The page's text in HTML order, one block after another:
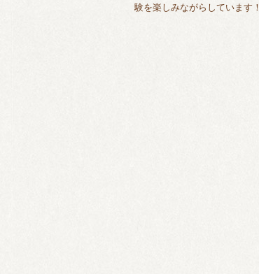
験を楽しみながらしています！